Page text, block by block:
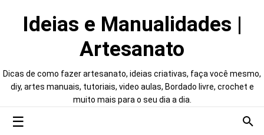
Ideias e Manualidades |
Artesanato
Dicas de como fazer artesanato, ideias criativas, faça você mesmo,
diy, artes manuais, tutoriais, video aulas, Bordado livre, crochet e
muito mais para o seu dia a dia.